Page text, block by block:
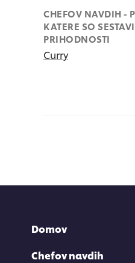
CHEFOV NAVDIH -
KATERE SO
PRIHODNOSTI
Curry
Domov
Chefov navdih